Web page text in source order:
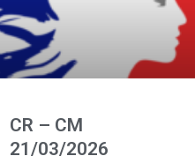
CR – CM
21/03/2026